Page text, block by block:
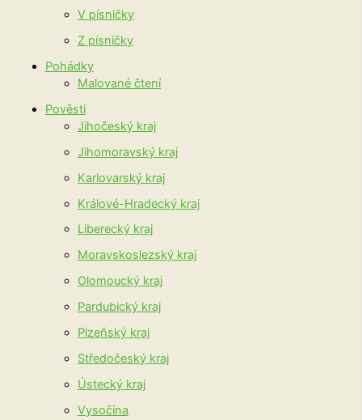
V písničky
Z písničky
Pohádky
Malované čtení
Pověsti
Jihočeský kraj
Jihomoravský kraj
Karlovarský kraj
Králové-Hradecký kraj
Liberecký kraj
Moravskoslezský kraj
Olomoucký kraj
Pardubický kraj
Plzeňský kraj
Středočeský kraj
Ústecký kraj
Vysočina